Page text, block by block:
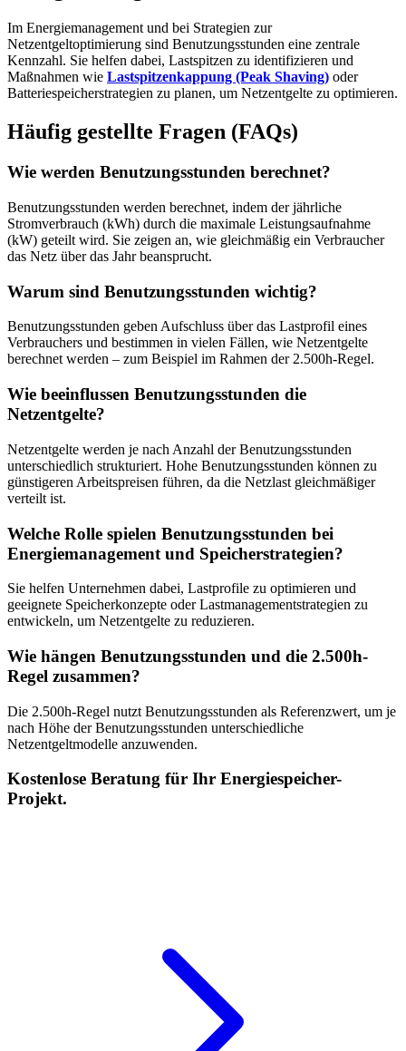
Im Energiemanagement und bei Strategien zur
Netzentgeltoptimierung sind Benutzungsstunden eine zentrale
Kennzahl. Sie helfen dabei, Lastspitzen zu identifizieren und
Maßnahmen wie Lastspitzenkappung (Peak Shaving) oder
Batteriespeicherstrategien zu planen, um Netzentgelte zu optimieren.
Häufig gestellte Fragen (FAQs)
Wie werden Benutzungsstunden berechnet?
Benutzungsstunden werden berechnet, indem der jährliche
Stromverbrauch (kWh) durch die maximale Leistungsaufnahme
(kW) geteilt wird. Sie zeigen an, wie gleichmäßig ein Verbraucher
das Netz über das Jahr beansprucht.
Warum sind Benutzungsstunden wichtig?
Benutzungsstunden geben Aufschluss über das Lastprofil eines
Verbrauchers und bestimmen in vielen Fällen, wie Netzentgelte
berechnet werden – zum Beispiel im Rahmen der 2.500h-Regel.
Wie beeinflussen Benutzungsstunden die
Netzentgelte?
Netzentgelte werden je nach Anzahl der Benutzungsstunden
unterschiedlich strukturiert. Hohe Benutzungsstunden können zu
günstigeren Arbeitspreisen führen, da die Netzlast gleichmäßiger
verteilt ist.
Welche Rolle spielen Benutzungsstunden bei
Energiemanagement und Speicherstrategien?
Sie helfen Unternehmen dabei, Lastprofile zu optimieren und
geeignete Speicherkonzepte oder Lastmanagementstrategien zu
entwickeln, um Netzentgelte zu reduzieren.
Wie hängen Benutzungsstunden und die 2.500h-
Regel zusammen?
Die 2.500h-Regel nutzt Benutzungsstunden als Referenzwert, um je
nach Höhe der Benutzungsstunden unterschiedliche
Netzentgeltmodelle anzuwenden.
Kostenlose Beratung für Ihr Energiespeicher-
Projekt.